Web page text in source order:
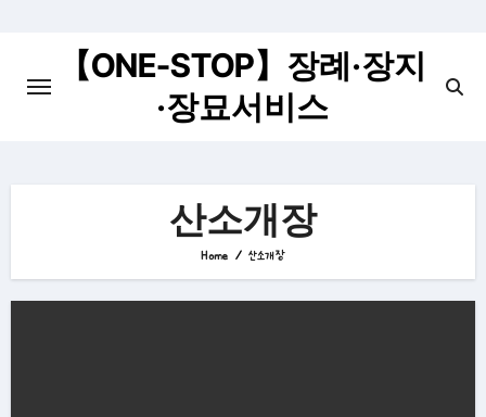
【ONE-STOP】장례·장지
·장묘서비스
산소개장
Home 산소개장